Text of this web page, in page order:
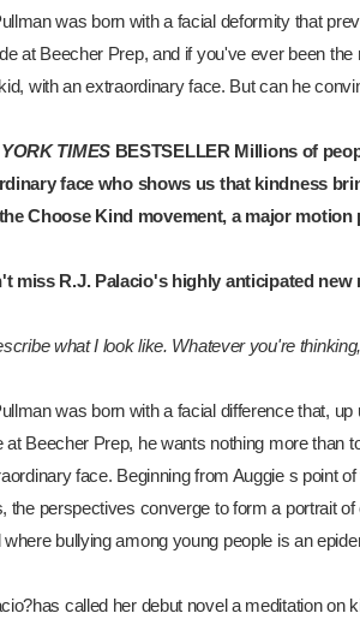
was born with a facial deformity that
at Beecher Prep, and if you've ever been
with an extraordinary face. But can he
TIMESBESTSELLER Millions of
face who shows us that kindness
Choose Kind movement, a major
miss R.J. Palacio's highly anticipated new
what I look like. Whatever you're
was born with a facial difference that,
at Beecher Prep, he wants nothing more than
face. Beginning from Auggie s point
the perspectives converge to form a portrait
where bullying among young people is an
called her debut novel a meditation on